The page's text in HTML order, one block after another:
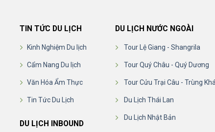
TIN TỨC DU LỊCH
Kinh Nghiệm Du lịch
Cẩm Nang Du lịch
Văn Hóa Ẩm Thực
Tin Tức Du Lịch
DU LỊCH INBOUND
DU LỊCH NƯỚC NGOÀI
Tour Lệ Giang - Shangrila
Tour Quý Châu - Quý Dương
Tour Cửu Trại Câu - Trùng
Du Lịch Thái Lan
Du Lịch Nhật Bản